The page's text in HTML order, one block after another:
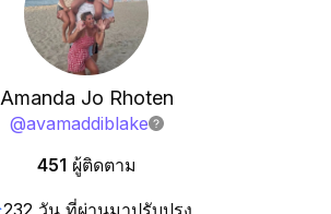
Amanda Jo Rhoten
@avamaddiblake
451 ผู้ติดตาม
232 วัน ที่ผ่านมาปรับปรุง